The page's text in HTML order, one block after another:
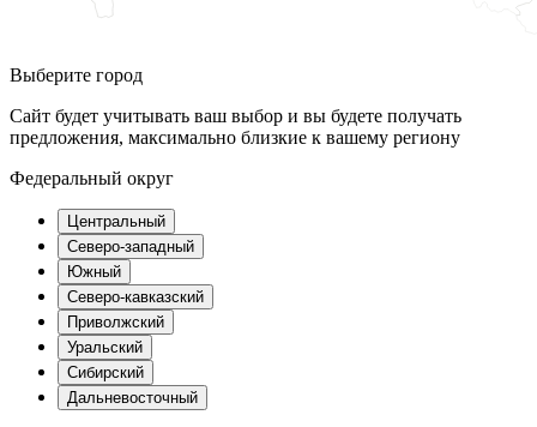
Выберите город
Сайт будет учитывать ваш выбор и вы будете получать
предложения, максимально близкие к вашему региону
Федеральный округ
Центральный
Северо-западный
Южный
Северо-кавказский
Приволжский
Уральский
Сибирский
Дальневосточный